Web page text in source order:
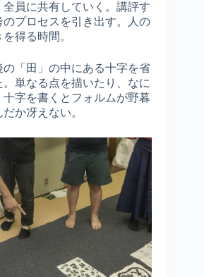
員に共有していく。講評す
のプロセスを引き出す。人の
得る時間。
「田」の中にある十字を省
単なる点を描いたり、なに
十字を書くとフォルムが野暮
か冴えない。